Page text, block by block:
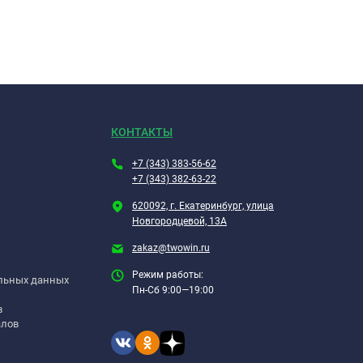
данных
КОНТАКТЫ
+7 (343) 383-56-62
+7 (343) 382-63-22
620092, г. Екатеринбург, улица
Новгородцевой, 13А
zakaz@twowin.ru
Режим работы:
Пн-Сб 9:00—19:00